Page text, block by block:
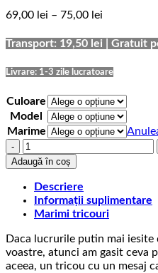
69,00 lei – 75,00 lei
prețuri:
până
75,00 lei
Transport: 19,50 lei | Gratuit
Livrare: 1-3 zile lucratoare
Culoare
Model
Marime
Cantitate
Tricou
cu
mesaj
BFF
Prinse
Adaugă în coș
Descriere
Informații suplimentare
Marimi tricouri
Daca lucrurile putin mai
voastre, atunci am gasit ceva
aceea, un tricou cu un mesaj